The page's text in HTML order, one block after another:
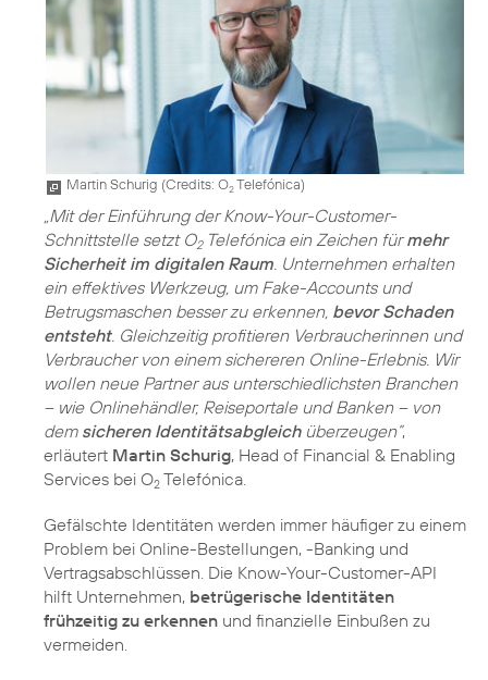
Martin Schurig (Credits: O2Telefónica)
„Mit der Einführung der Know-Your-Customer-
Schnittstelle setzt O2Telefónica ein Zeichen fürmehr
Sicherheit im digitalen Raum. Unternehmen erhalten
ein effektives Werkzeug, um Fake-Accounts und
Betrugsmaschen besser zu erkennen, bevor Schaden
entsteht. Gleichzeitig profitieren Verbraucherinnen und
Verbraucher von einem sichereren Online-Erlebnis. Wir
wollen neue Partner aus unterschiedlichsten Branchen
– wie Onlinehändler, Reiseportale und Banken – von
dem sicheren Identitätsabgleichüberzeugen”,
erläutert Martin Schurig, Head of Financial & Enabling
Services bei O2 Telefónica.
Gefälschte Identitäten werden immer häufiger zu einem
Problem bei Online-Bestellungen, -Banking und
Vertragsabschlüssen. Die Know-Your-Customer-API
hilft Unternehmen, betrügerische Identitäten
frühzeitig zu erkennen und finanzielle Einbußen zu
vermeiden.